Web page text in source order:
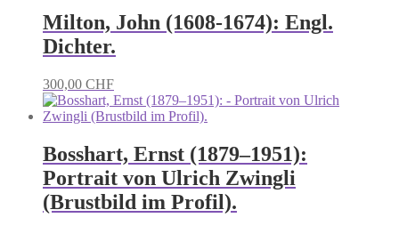
Milton, John (1608-1674): Engl.
Dichter.
300,00 CHF
Bosshart, Ernst (1879–1951):
Portrait von Ulrich Zwingli
(Brustbild im Profil).